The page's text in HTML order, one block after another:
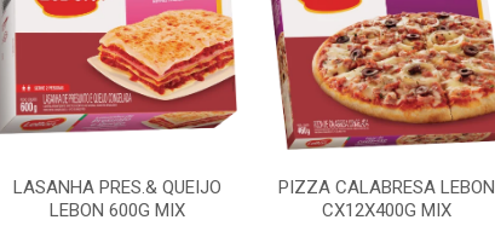
LASANHA PRES.& QUEIJO
LEBON 600G MIX
PIZZA CALABRESA LEBON
CX12X400G MIX